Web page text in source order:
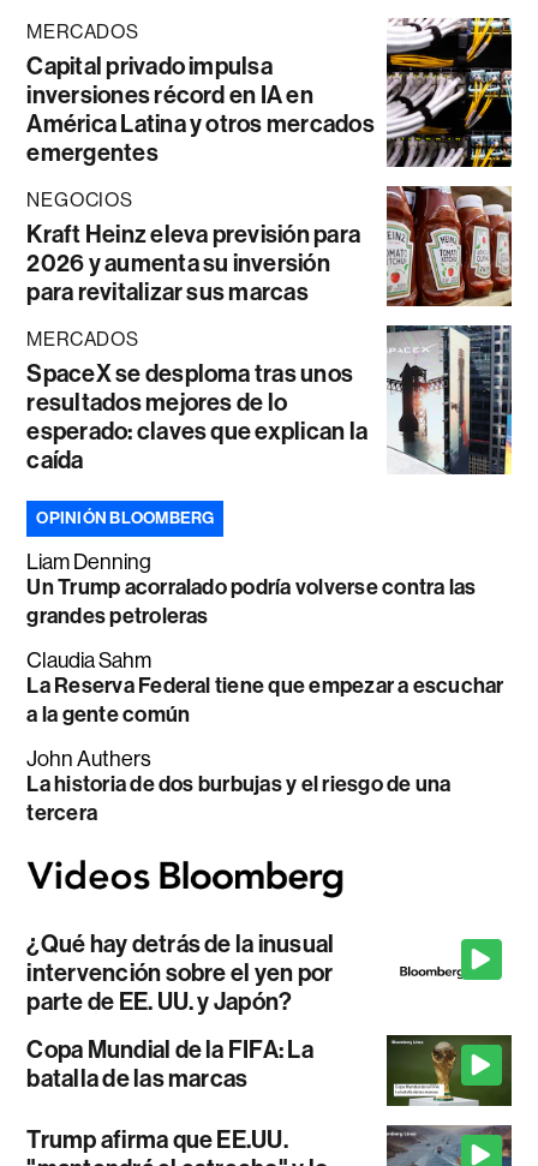
MERCADOS
Capital privado impulsa
inversiones récord en IA en
América Latina y otros mercados
emergentes
NEGOCIOS
Kraft Heinz eleva previsión para
2026 y aumenta su inversión
para revitalizar sus marcas
MERCADOS
SpaceX se desploma tras unos
resultados mejores de lo
esperado: claves que explican la
caída
OPINIÓN BLOOMBERG
Liam Denning
Un Trump acorralado podría volverse contra las
grandes petroleras
Claudia Sahm
La Reserva Federal tiene que empezar a escuchar
a la gente común
John Authers
La historia de dos burbujas y el riesgo de una
tercera
¿Qué hay detrás de la inusual
intervención sobre el yen por
parte de EE. UU. y Japón?
Copa Mundial de la FIFA: La
batalla de las marcas
Trump afirma que EE.UU.